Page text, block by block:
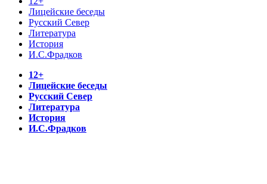
Лицейские беседы
Русский Север
Литература
История
И.С.Фрадков
12+
Лицейские беседы
Русский Север
Литература
История
И.С.Фрадков